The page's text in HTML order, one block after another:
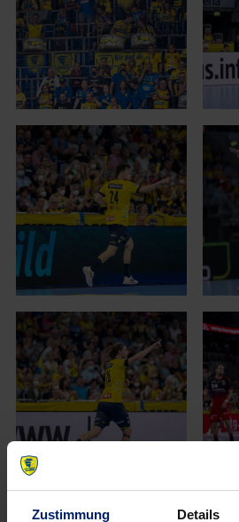
Zustimmung Details